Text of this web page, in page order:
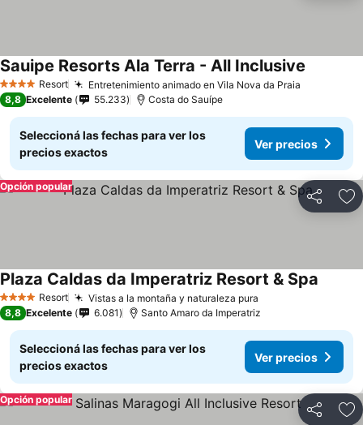
4 EstrellasResort Entretenimiento animado en Vila Nova da Praia
Sauipe Resorts Ala Terra - All Inclusive
8,8 Excelente 55.233 Costa do Sauípe
Seleccioná las fechas para ver los
precios exactos
Ver precios
Compartir
Opción popular
4 EstrellasResort Vistas a la montaña y naturaleza pura
Plaza Caldas da Imperatriz Resort & Spa
8,8 Excelente 6.081 Santo Amaro da Imperatriz
Seleccioná las fechas para ver los
precios exactos
Ver precios
Compartir
Opción popular